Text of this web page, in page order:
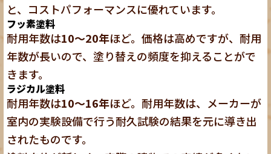
と、コストパフォーマンスに優れています。
フッ素塗料
耐用年数は10～20年ほど。価格は高めですが、耐用
年数が長いので、塗り替えの頻度を抑えることがで
きます。
ラジカル塗料
耐用年数は10～16年ほど。耐用年数は、メーカーが
室内の実験設備で行う耐久試験の結果を元に導き出
されたものです。